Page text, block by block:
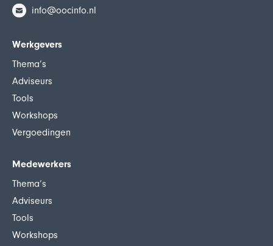
info@oocinfo.nl
Werkgevers
Thema’s
Adviseurs
Tools
Workshops
Vergoedingen
Medewerkers
Thema’s
Adviseurs
Tools
Workshops